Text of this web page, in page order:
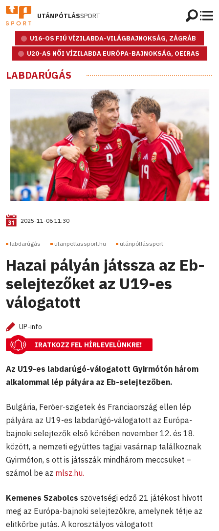
UTÁNPÓTLÁSSPORT
U16-OS FIÚ VÍZILABDA-VILÁGBAJNOKSÁG, ZÁGRÁB
U20-AS NŐI VÍZILABDA EURÓPA-BAJNOKSÁG, OEIRAS
LABDARÚGÁS
2025-11-06 11:30
labdarúgás utanpotlassport.hu utánpótlássport
Hazai pályán játssza az Eb-
selejtezőket az U19-es
válogatott
UP-info
IRATKOZZ FEL HÍRLEVELÜNKRE!
Az U19-es labdarúgó-válogatott Gyirmótón három
alkalommal lép pályára az Eb-selejtezőben.
Bulgária, Feröer-szigetek és Franciaország ellen lép
pályára az U19-es labdarúgó-válogatott az Európa-
bajnoki selejtezők első körében november 12. és 18.
között, a nemzeti együttes tagjai vasárnap találkoznak
Gyirmóton, s ott is játsszák mindhárom meccsüket –
számol be az mlsz.hu.
Kemenes Szabolcs szövetségi edző 21 játékost hívott
meg az Európa-bajnoki selejtezőkre, amelynek tétje az
elitkörbe jutás. A korosztályos válogatott